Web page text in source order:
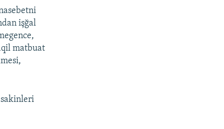
işğal
matbuat
sakinleri